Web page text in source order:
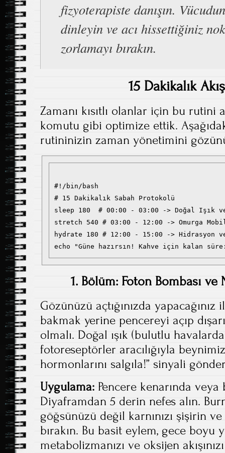
fizyoterapiste danışın.
dinleyin ve acı hissettiğiniz
zorlamayı bırakın.
15 Dakikalık
Zamanı kısıtlı olanlar için bu
komutu gibi optimize ettik.
rutininizin zaman yönetimini
#!/bin/bash
# 15 Dakikalık Sabah Protokolü
sleep 180  # 00:00 - 03:00 -> Doğal Işık
stretch 540 # 03:00 - 12:00 -> Omurga
hydrate 180 # 12:00 - 15:00 -> Hidrasyon
1. Bölüm: Foton Bombası ve
Gözünüzü açtığınızda
bakmak yerine pencereyi açıp
olmalı. Doğal ışık (bulutlu
fotoreseptörler aracılığıyla
hormonlarını salgıla!” sinyali
Uygulama: Pencere kenarında
Diyaframdan 5 derin nefes alın.
göğsünüzü değil karnınızı şişirin ve
bırakın. Bu basit eylem, gece boyu
metabolizmanızı ve oksijen